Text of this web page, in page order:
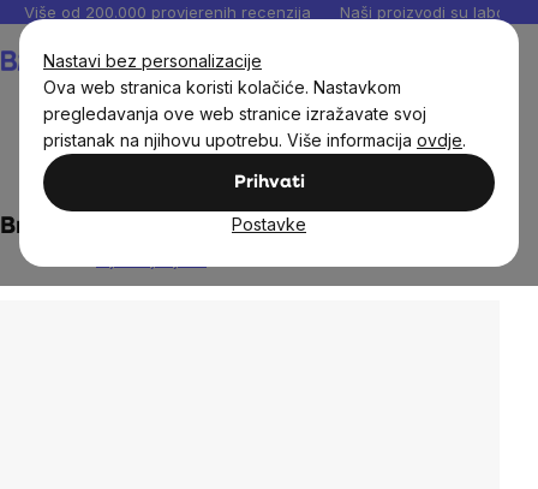
Nastavi bez personalizacije
Ova web stranica koristi kolačiće. Nastavkom
pregledavanja ove web stranice izražavate svoj
pristanak na njihovu upotrebu. Više informacija ovdje.
Prihvati
Postavke
Preskoči
sadržaj
Više od 200.000 provjerenih recenzija Naši proizvodi su
BrainMax žlica za kokos - svijetla